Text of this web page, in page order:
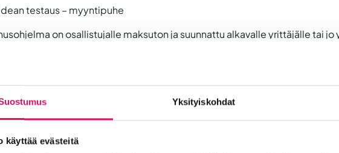
Yksityiskohdat
käyttää evästeitä
testaus – myyntipuhe
on osallistujalle maksuton ja suunnattu alkavalle yrittäjälle tai
pientä purtavaa.
1-2023 on jo iloksemme täyttynyt liikeideaansa kehittävistä
huhtikuulle 2023.